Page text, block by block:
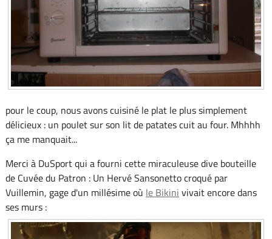
pour le coup, nous avons cuisiné le plat le plus simplement
délicieux : un poulet sur son lit de patates cuit au four. Mhhhh
ça me manquait...
Merci à DuSport qui a fourni cette miraculeuse dive bouteille
de Cuvée du Patron : Un Hervé Sansonetto croqué par
Vuillemin, gage d'un millésime où le Bikini vivait encore dans
ses murs :